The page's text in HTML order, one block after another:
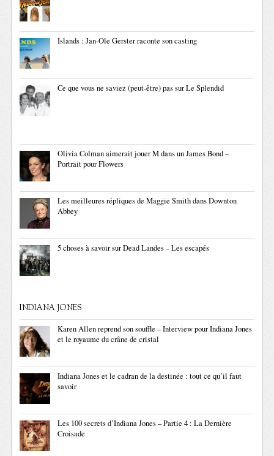
Islands : Jan-Ole Gerster raconte son casting
Ce que vous ne saviez (peut-être) pas sur Le Splendid
Olivia Colman aimerait jouer M dans un James Bond –
Portrait pour Flowers
Les meilleures répliques de Maggie Smith dans Downton
Abbey
5 choses à savoir sur Dead Landes – Les escapés
INDIANA JONES
Karen Allen reprend son souffle – Interview pour Indiana Jones
et le royaume du crâne de cristal
Indiana Jones et le cadran de la destinée : tout ce qu’il faut
savoir
Les 100 secrets d’Indiana Jones – Partie 4 : La Dernière
Croisade